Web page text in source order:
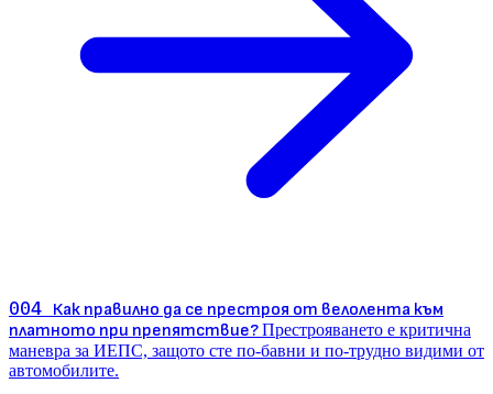
004 Как правилно да се престроя от велолента към
платното при препятствие?Престрояването е критична
маневра за ИЕПС, защото сте по-бавни и по-трудно видими от
автомобилите.